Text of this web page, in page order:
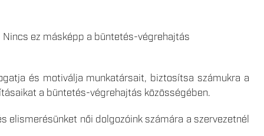
ez másképp a büntetés-végrehajtás
és motiválja munkatársait, biztosítsa számukra a
a büntetés-végrehajtás közösségében.
elismerésünket női dolgozóink számára a szervezetnél